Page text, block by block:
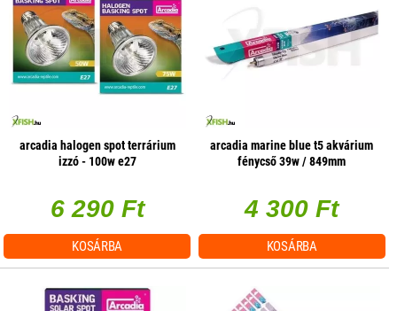
arcadia halogen spot terrárium
izzó - 100w e27
6 290 Ft
KOSÁRBA
arcadia marine blue t5 akvárium
fénycső 39w / 849mm
4 300 Ft
KOSÁRBA